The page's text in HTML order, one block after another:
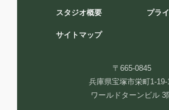
スタジオ概要 プラ
サイトマップ
〒665-0845
兵庫県宝塚市栄町1-19-
ワールドターンビル 3